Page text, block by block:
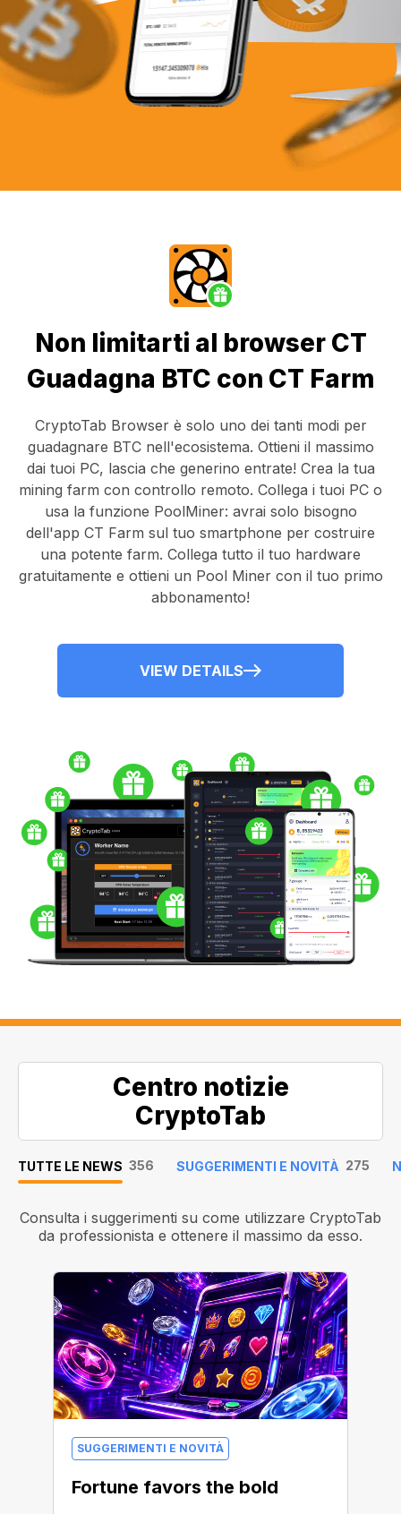
Non limitarti al browser CT
Guadagna BTC con CT Farm
CryptoTab Browserè solo uno dei tanti modi per
guadagnare BTC nell'ecosistema. Ottieni il massimo
dai tuoi PC, lascia che generino entrate! Crea la tua
mining farm con controllo remoto. Collega i tuoi PC o
usa la funzione PoolMiner: avrai solo bisogno
dell'app CT Farm sul tuo smartphone per costruire
una potente farm. Collega tutto il tuo hardware
gratuitamente e ottieni un Pool Minercon il tuo primo
abbonamento!
VIEW DETAILS